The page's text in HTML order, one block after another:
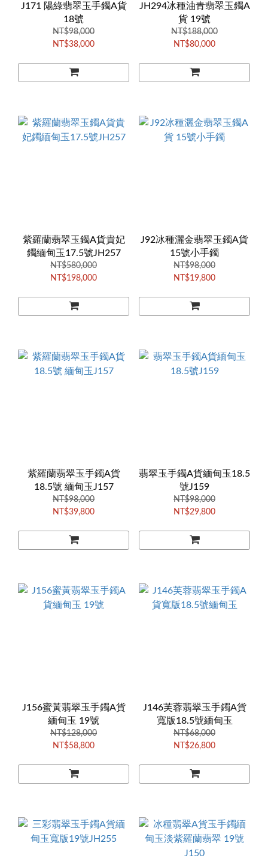
J171 陽綠翡翠玉手鐲A貨
18號
NT$98,000
NT$38,000
JH294冰種油青翡翠玉鐲A
貨 19號
NT$188,000
NT$80,000
紫羅蘭翡翠玉鐲A貨貴妃
鐲緬甸玉17.5號JH257
NT$580,000
NT$198,000
J92冰種灑金翡翠玉鐲A貨
15號小手鐲
NT$98,000
NT$19,800
紫羅蘭翡翠玉手鐲A貨
18.5號 緬甸玉J157
NT$98,000
NT$39,800
翡翠玉手鐲A貨緬甸玉18.5
號J159
NT$98,000
NT$29,800
J156蜜黃翡翠玉手鐲A貨
緬甸玉 19號
NT$128,000
NT$58,800
J146芙蓉翡翠玉手鐲A貨
寬版18.5號緬甸玉
NT$68,000
NT$26,800